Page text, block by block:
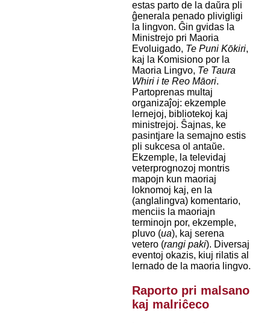
estas parto de la daŭra pli
ĝenerala penado plivigligi
la lingvon. Ĝin gvidas la
Ministrejo pri Maoria
Evoluigado, Te Puni Kōkiri,
kaj la Komisiono por la
Maoria Lingvo, Te Taura
Whiri i te Reo Māori.
Partoprenas multaj
organizaĵoj: ekzemple
lernejoj, bibliotekoj kaj
ministrejoj. Ŝajnas, ke
pasintjare la semajno estis
pli sukcesa ol antaŭe.
Ekzemple, la televidaj
veterprognozoj montris
mapojn kun maoriaj
loknomoj kaj, en la
(anglalingva) komentario,
menciis la maoriajn
terminojn por, ekzemple,
pluvo (ua), kaj serena
vetero (rangi paki). Diversaj
eventoj okazis, kiuj rilatis al
lernado de la maoria lingvo.
Raporto pri malsano
kaj malriĉeco